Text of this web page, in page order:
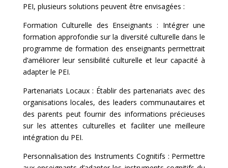
PEI, plusieurs solutions peuvent être envisagées :
Formation Culturelle des Enseignants : Intégrer une
formation approfondie sur la diversité culturelle dans le
programme de formation des enseignants permettrait
d’améliorer leur sensibilité culturelle et leur capacité à
adapter le PEI.
Partenariats Locaux : Établir des partenariats avec des
organisations locales, des leaders communautaires et
des parents peut fournir des informations précieuses
sur les attentes culturelles et faciliter une meilleure
intégration du PEI.
Personnalisation des Instruments Cognitifs : Permettre